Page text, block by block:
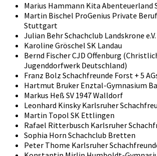
Marius Hammann Kita Abenteuerland
Martin Bischel ProGenius Private
Stuttgart
Julian Behr Schachclub Landskrone e.V.
Karoline Gröschel SK Landau
Bernd Fischer CJD Offenburg
Jugenddorfwerk Deutschland)
Franz Bolz Schachfreunde Forst + 5
Hartmut Bruker Enztal-Gymnasium
Markus Heß SV 1947 Walldorf
Leonhard Kinsky Karlsruher
Martin Topol SK Ettlingen
Rafael Ritterbusch Karlsruher
Sophia Horn Schachclub Bretten
Peter Thome Karlsruher